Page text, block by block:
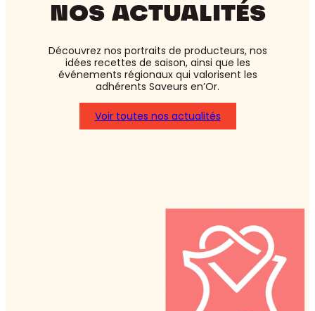
NOS ACTUALITÉS
Découvrez nos portraits de producteurs, nos
idées recettes de saison, ainsi que les
événements régionaux qui valorisent les
adhérents Saveurs en’Or.
Voir toutes nos actualités